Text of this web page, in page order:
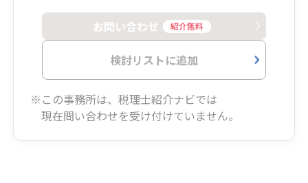
お問い合わせ 紹介無料
検討リストに追加
※この事務所は、税理士紹介ナビでは
現在問い合わせを受け付けていません。